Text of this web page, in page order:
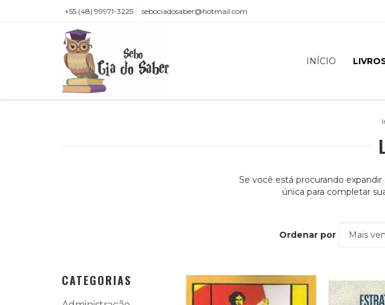
+55 (48) 99971-3225 sebociadosaber@hotmail.com
INÍCIO
Se você está procurando
única para completar
Ordenar por
CATEGORIAS